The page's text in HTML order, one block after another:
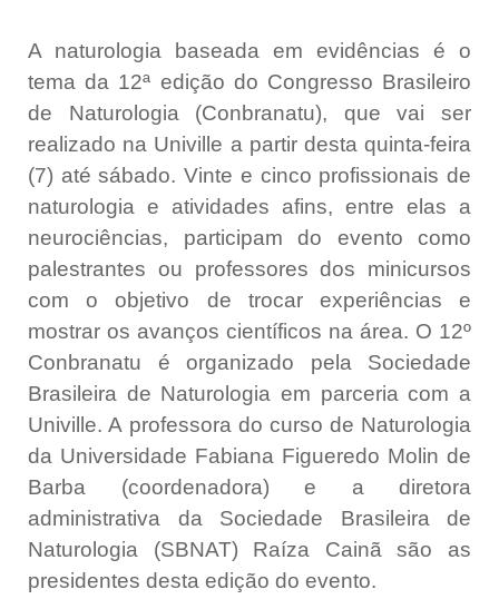
A naturologia baseada em evidências é o
tema da 12ª edição do Congresso Brasileiro
de Naturologia (Conbranatu), que vai ser
realizado na Univille a partir desta quinta-feira
(7) até sábado. Vinte e cinco profissionais de
naturologia e atividades afins, entre elas a
neurociências, participam do evento como
palestrantes ou professores dos minicursos
com o objetivo de trocar experiências e
mostrar os avanços científicos na área. O 12º
Conbranatu é organizado pela Sociedade
Brasileira de Naturologia em parceria com a
Univille. A professora do curso de Naturologia
da Universidade Fabiana Figueredo Molin de
Barba (coordenadora) e a diretora
administrativa da Sociedade Brasileira de
Naturologia (SBNAT) Raíza Cainã são as
presidentes desta edição do evento.